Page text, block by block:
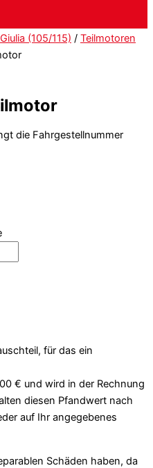
(105/115) / Teilmotoren
die Fahrgestellnummer
für das ein
€ und wird in der Rechnung
diesen Pfandwert nach
auf Ihr angegebenes
Schäden haben, da